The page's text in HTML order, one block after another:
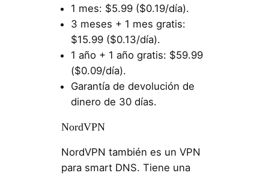
1 mes: $5.99 ($0.19/día).
3 meses + 1 mes gratis:
$15.99 ($0.13/día).
1 año + 1 año gratis: $59.99
($0.09/día).
Garantía de devolución de
dinero de 30 días.
NordVPN
NordVPN también es un VPN
para smart DNS. Tiene una